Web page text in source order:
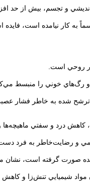
و تجسم، بيش از حد
به كار نيامده است،
روحي است.
رگ‌هاي خوني را منبسط
شده به خاطر فشار
درد و سفتي ماهيچه‌ها
و رضايت‌خاطر به فرد دست
صورت گرفته است،
شيميايي تنش‌زا و كاهش